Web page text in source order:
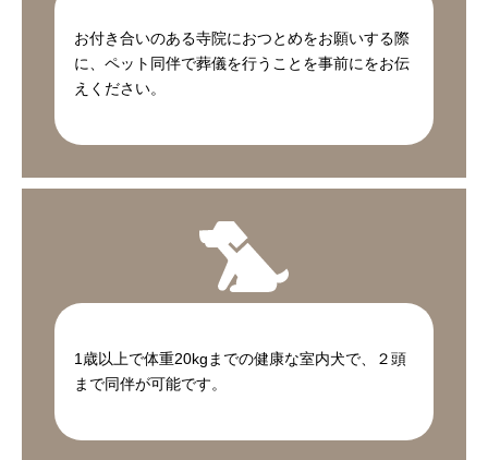
お付き合いのある寺院におつとめをお願いする際
に、ペット同伴で葬儀を行うことを事前にをお伝
えください。
1歳以上で体重20kgまでの健康な室内犬で、２頭
まで同伴が可能です。